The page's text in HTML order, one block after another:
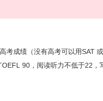
考成绩（没有高考可以用SAT
90，阅读听力不低于22，